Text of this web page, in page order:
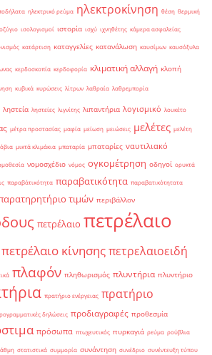
ηλεκτρικό ρεύμα ηλεκτροκίνηση θέση θερμική
ισολογισμοί ιστορία ισχύ ιχνηθέτης κάμερα ασφαλείας
κατάρτιση καταγγελίες κατανάλωση καυσίμων καυσόξυλα
κερδοσκοπία κερδοφορία κλιματική αλλαγή κλοπή
κυβικά κυρώσεις λίτρων λαθραία λαθρεμπορία
ληστεία ληστείες λιγνίτης λιπαντήρια λογισμικό λουκέτο
μέτρα προστασίας μαφία μείωση μειώσεις μελέτες μελέτη
μικτά κλιμάκια μπαταρία μπαταρίες ναυτιλιακό
νομοσχέδιο νόμος ογκομέτρηση οδηγοί ορυκτά
παραβάτικότητα παραβατικότητα παραβατικότητατα
τιμών περιβάλλον
πετρέλαιο πετρέλαιο
πετρέλαιο κίνησηςπετρελαιοειδή
πλαφόν πληθωρισμός πλυντήρια πλυντήριο
πρατήριο ενέργειας πρατήριο
δηλώσεις προδιαγραφές προθεσμία
πρόσωπα πτωχευτικός πυρκαγιά ρεύμα ρούβλια
στατιστικά συμμορία συνάντηση συνέδριο συνέντευξη τύπου